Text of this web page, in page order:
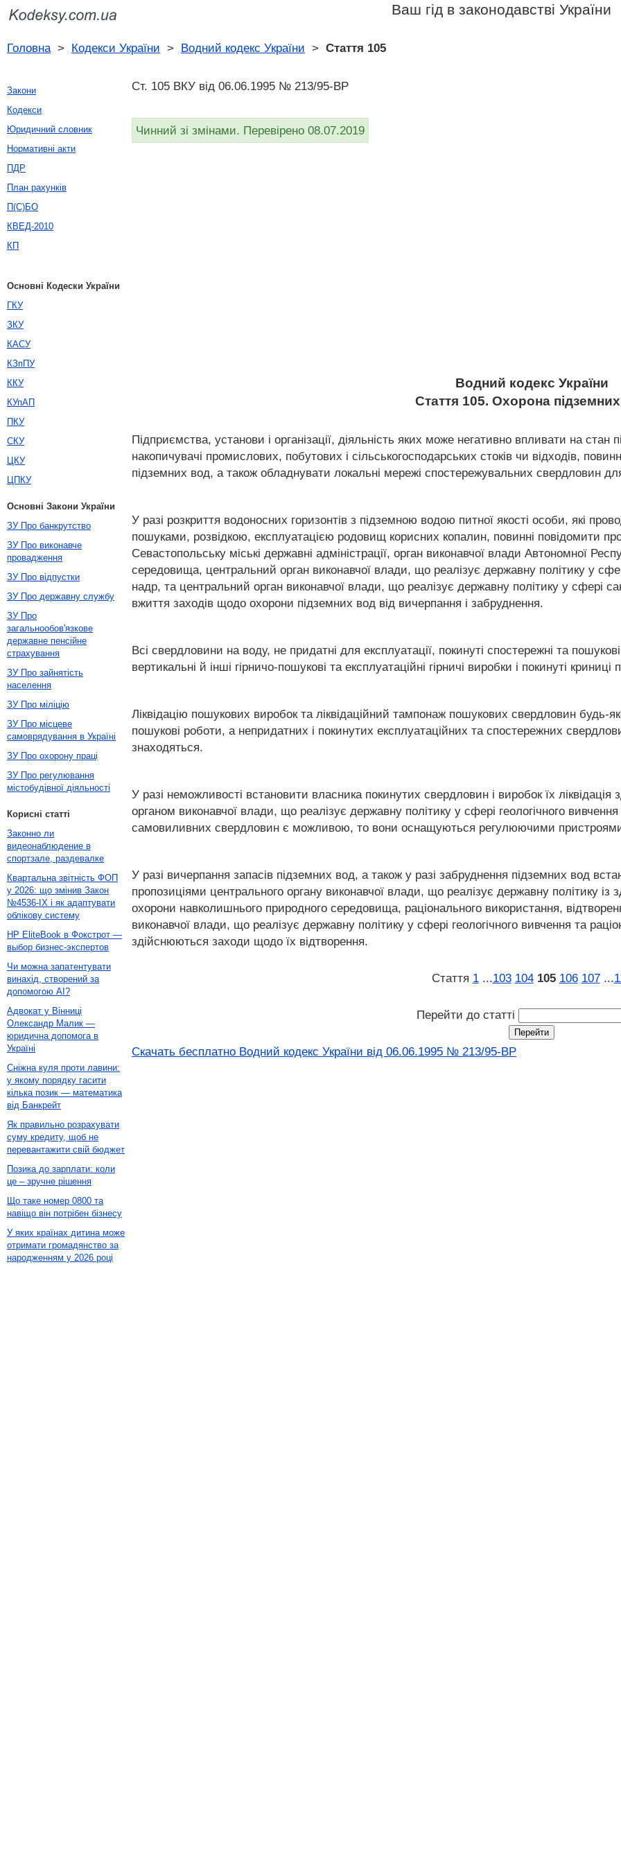
Ваш гід в законодавстві України
Головна> Кодекси України > Водний кодекс України > Стаття 105
Ст. 105 ВКУ від 06.06.1995 № 213/95-ВР
Чинний зі змінами. Перевірено 08.07.2019
Водний кодекс України
Стаття 105. Охорона
Підприємства, установи і організації, діяльність яких може негативно впливати на стан
накопичувачі промислових, побутових і сільськогосподарських стоків чи відходів,
підземних вод, а також обладнувати локальні мережі спостережувальних свердловин
У разі розкриття водоносних горизонтів з підземною водою питної якості особи, які
пошуками, розвідкою, експлуатацією родовищ корисних копалин, повинні повідомити
Севастопольську міські державні адміністрації, орган виконавчої влади Автономної
середовища, центральний орган виконавчої влади, що реалізує державну політику у
надр, та центральний орган виконавчої влади, що реалізує державну політику у сфері
вжиття заходів щодо охорони підземних вод від вичерпання і забруднення.
Всі свердловини на воду, не придатні для експлуатації, покинуті спостережні та
вертикальні й інші гірничо-пошукові та експлуатаційні гірничі виробки і покинуті
Ліквідацію пошукових виробок та ліквідаційний тампонаж пошукових свердловин будь-
пошукові роботи, а непридатних і покинутих експлуатаційних та спостережних
знаходяться.
У разі неможливості встановити власника покинутих свердловин і виробок їх
органом виконавчої влади, що реалізує державну політику у сфері геологічного
самовиливних свердловин є можливою, то вони оснащуються регулюючими
У разі вичерпання запасів підземних вод, а також у разі забруднення підземних вод
пропозиціями центрального органу виконавчої влади, що реалізує державну політику
охорони навколишнього природного середовища, раціонального використання,
виконавчої влади, що реалізує державну політику у сфері геологічного вивчення та
здійснюються заходи щодо їх відтворення.
Стаття 1 ...103 104 105 106 107 ...
Перейти до статті
Скачать бесплатно Водний кодекс України від 06.06.1995 № 213/95-ВР
Закони
Кодекси
Юридичний словник
Нормативні акти
ПДР
План рахунків
П(С)БО
КВЕД-2010
КП
Основні Кодески України
ГКУ
ЗКУ
КАСУ
КЗпПУ
ККУ
КУпАП
ПКУ
СКУ
ЦКУ
ЦПКУ
Основні Закони України
ЗУ Про банкрутство
ЗУ Про виконавче
провадження
ЗУ Про відпустки
ЗУ Про державну службу
ЗУ Про
загальнообов'язкове
державне пенсійне
страхування
ЗУ Про зайнятість
населення
ЗУ Про міліцію
ЗУ Про місцеве
самоврядування в Україні
ЗУ Про охорону праці
ЗУ Про регулювання
містобудівної діяльності
Корисні статті
Законно ли
видеонаблюдение в
спортзале, раздевалке
Квартальна звітність ФОП
у 2026: що змінив Закон
№4536-IX і як адаптувати
облікову систему
HP EliteBook в Фокстрот —
выбор бизнес-экспертов
Чи можна запатентувати
винахід, створений за
допомогою AI?
Адвокат у Вінниці
Олександр Малик —
юридична допомога в
Україні
Сніжна куля проти лавини:
у якому порядку гасити
кілька позик — математика
від Банкрейт
Як правильно розрахувати
суму кредиту, щоб не
перевантажити свій бюджет
Позика до зарплати: коли
це – зручне рішення
Що таке номер 0800 та
навіщо він потрібен бізнесу
У яких країнах дитина може
отримати громадянство за
народженням у 2026 році